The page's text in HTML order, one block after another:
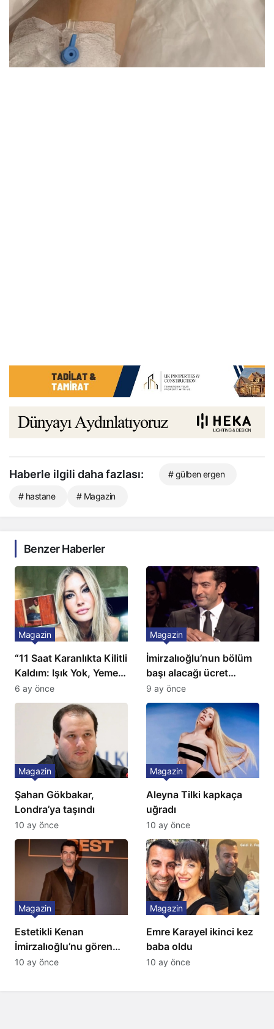
Haberle ilgili daha fazlası: # gülben ergen
# hastane # Magazin
Benzer Haberler
“11 Saat Karanlıkta Kilitli
Kaldım: Işık Yok, Yemek
Yok, Tuvalet Yok!”
Çağla Şikel’den Şok
Magazin
6 ay önce
İmirzalıoğlu’nun bölüm
başı alacağı ücret
Türkiye’de bir ilk:
Gözünü 2 ilçeye dikti!
Magazin
9 ay önce
Şahan Gökbakar,
Londra’ya taşındı
Magazin
10 ay önce
Aleyna Tilki kapkaça
uğradı
Magazin
10 ay önce
Estetikli Kenan
İmirzalıoğlu’nu gören
tanıyamıyor: Son hali
Magazin
10 ay önce
Emre Karayel ikinci kez
baba oldu
Magazin
10 ay önce